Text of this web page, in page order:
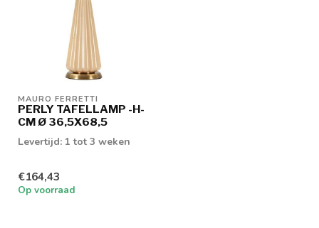
MAURO FERRETTI
PERLY TAFELLAMP -H-
CM Ø 36,5X68,5
Levertijd: 1 tot 3 weken
€164,43
Op voorraad